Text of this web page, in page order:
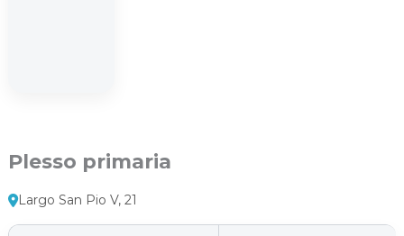
Plesso primaria
Largo San Pio V, 21